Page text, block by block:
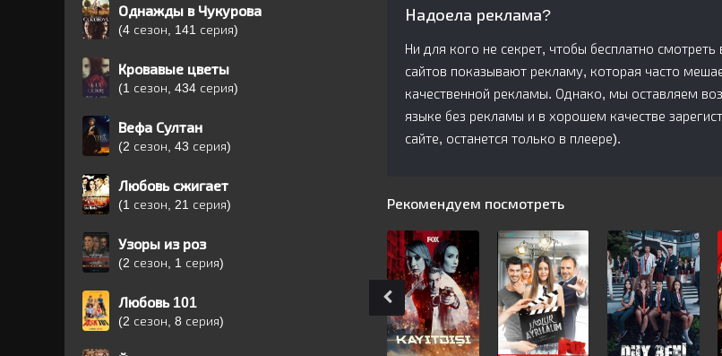
Надоела реклама?
Ни для кого не секрет, чтобы бесплатно
сайтов показывают рекламу, которая часто
качественной рекламы. Однако, мы оставляем
языке без рекламы и в хорошем качестве
сайте, останется только в плеере).
Рекомендуем посмотреть
Однажды в Чукурова
(4 сезон, 141 серия)
Кровавые цветы
(1 сезон, 434 серия)
Вефа Султан
(2 сезон, 43 серия)
Любовь сжигает
(1 сезон, 21 серия)
Узоры из роз
(2 сезон, 1 серия)
Любовь 101
(2 сезон, 8 серия)